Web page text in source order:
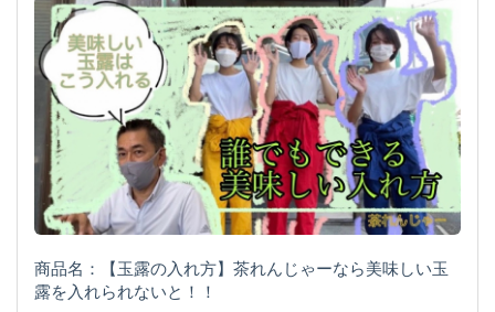
商品名：【玉露の入れ方】茶れんじゃーなら美味しい玉
露を入れられないと！！